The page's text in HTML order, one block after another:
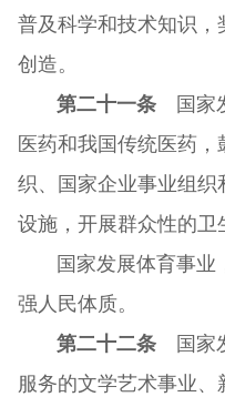
普及科学和技术知识，
创造。
第二十一条国家发
医药和我国传统医药
织、国家企业事业组织
设施，开展群众性的卫
国家发展体育事业
强人民体质。
第二十二条国家发
服务的文学艺术事业